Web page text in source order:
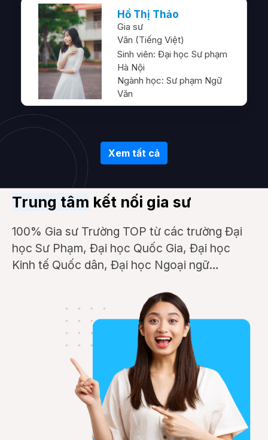
Hồ Thị Thảo
Gia sư
Văn (Tiếng Việt)
Sinh viên: Đại học Sư phạm
Hà Nội
Ngành học: Sư phạm Ngữ
Văn
Xem tất cả
Trung tâm kết nối gia sư
100% Gia sư Trường TOP từ các trường Đại
học Sư Phạm, Đại học Quốc Gia, Đại học
Kinh tế Quốc dân, Đại học Ngoại ngữ…